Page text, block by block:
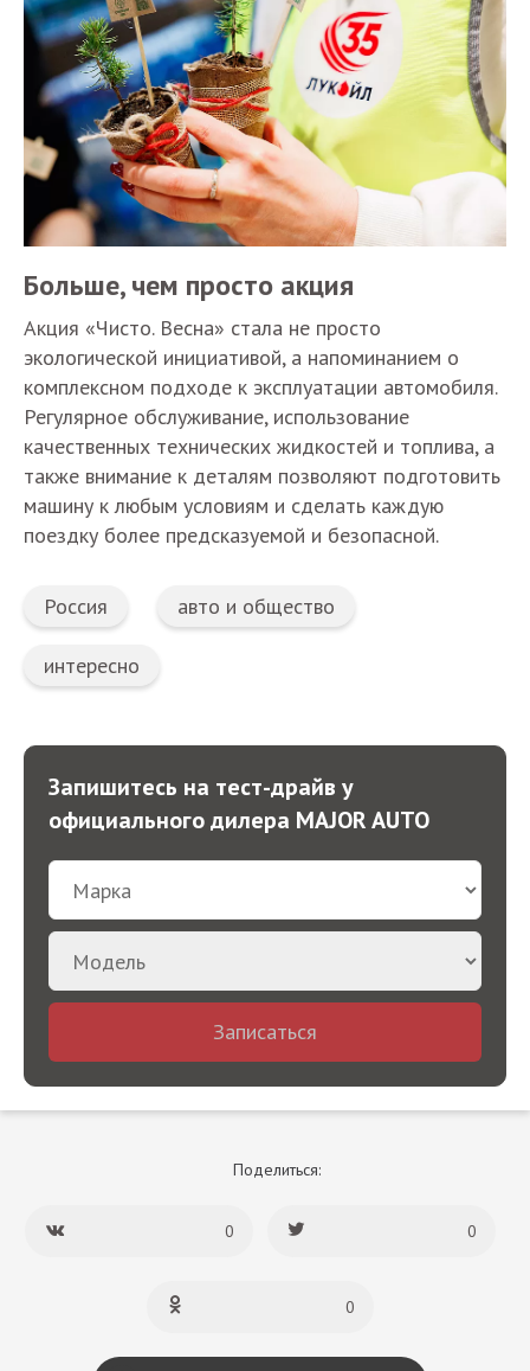
Больше, чем просто акция
Акция «Чисто. Весна» стала не просто
экологической инициативой, а напоминанием о
комплексном подходе к эксплуатации автомобиля.
Регулярное обслуживание, использование
качественных технических жидкостей и топлива, а
также внимание к деталям позволяют подготовить
машину к любым условиям и сделать каждую
поездку более предсказуемой и безопасной.
Россия авто и общество
интересно
Запишитесь на тест-драйв у
официального дилера MAJOR AUTO
Записаться
Поделиться:
0 0
0